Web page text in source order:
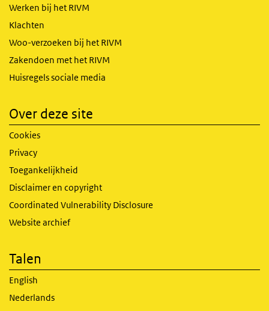
Werken bij het RIVM
Klachten
Woo-verzoeken bij het RIVM
Zakendoen met het RIVM
Huisregels sociale media
Over deze site
Cookies
Privacy
Toegankelijkheid
Disclaimer en copyright
Coordinated Vulnerability Disclosure
Website archief
Talen
English
Nederlands